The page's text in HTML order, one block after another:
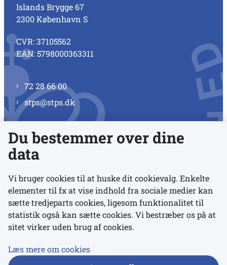
Islands Brygge 67
2300 København S
CVR: 37105562
EAN: 5798000363311
72 28 66 00
stps@stps.dk
Se alle kontaktnumre
Links
Udgivelser
Du bestemmer over dine
data
Vi bruger cookies til at huske dit cookievalg. Enkelte
elementer til fx at vise indhold fra sociale medier kan
sætte tredjeparts cookies, ligesom funktionalitet til
statistik også kan sætte cookies. Vi bestræber os på at
sitet virker uden brug af cookies.
Læs mere om cookies